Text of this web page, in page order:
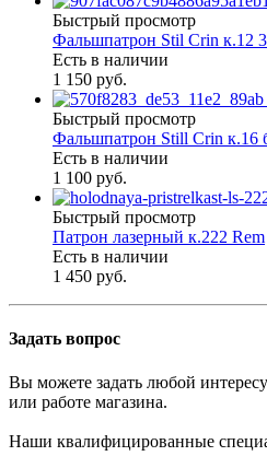
Быстрый просмотр
Фальшпатрон Stil Crin к.12
Есть в наличии
1 150 руб.
Быстрый просмотр
Фальшпатрон Still Crin к.16
Есть в наличии
1 100 руб.
Быстрый просмотр
Патрон лазерный к.222 Rem
Есть в наличии
1 450 руб.
Задать вопрос
Вы можете задать любой
или работе магазина.
Наши квалифицированные